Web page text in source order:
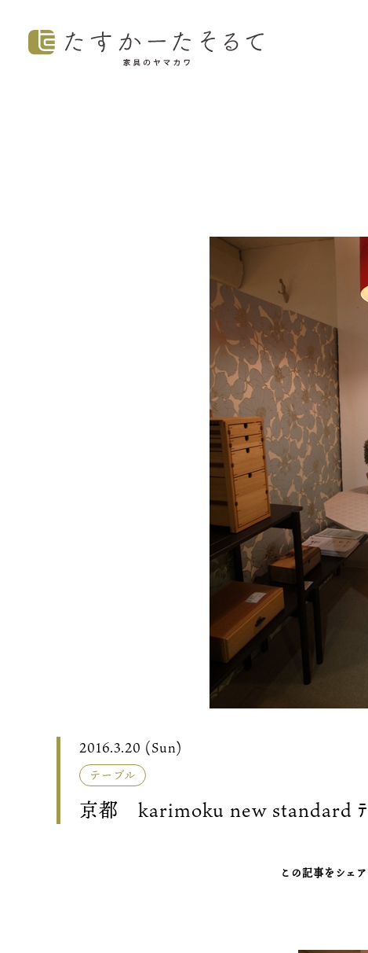
2016.3.20 (Sun)
テーブル
京都 karimoku new standard ﾃ
この記事をシェ